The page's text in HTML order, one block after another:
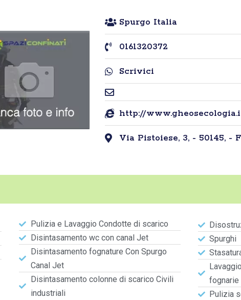
Spurgo Italia
0161320372
Scrivici
http://
Via Pistoiese, 3, - 50145, -
Pulizia e Lavaggio Condotte di scarico
Disintasamento wc con canal Jet
Disintasamento fognature Con Spurgo
Canal Jet
Disintasamento colonne di scarico Civili
industriali
Spurghi
fognarie
Pulizia